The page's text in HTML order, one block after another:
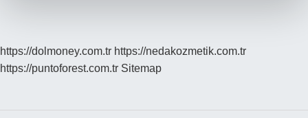
https://dolmoney.com.tr https://nedakozmetik.com.tr
https://puntoforest.com.tr Sitemap